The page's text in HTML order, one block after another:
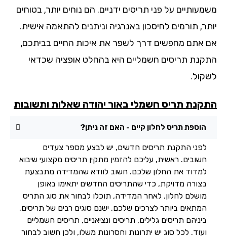
על פני תריסים ידניים. הם נוחים יותר, בטוחים
תורמים לחיסכון באנרגיה וניתנים להתאמה אישית.
אתם מחפשים דרך לשפר את איכות החיים בביתכם,
תריסים חשמליים היא בהחלט אופציה שכדאי
תריס חשמלי באור יהודה שאלות ותשובות
הוספת תריס לחלון קיים - האם זה ניתן?
לפני התקנת תריסים חדשים, יש לבצע מספר צעדים
חשובים. ראשית, עליכם להזמין מתקין תריסים מקצועי שיבוא
למדוד את החלון שלכם. חשוב לוודא שהמדידה מתבצעת
בצורה מדויקת, כדי שהתריסים החדשים יתאימו באופן
מושלם לחלון. לאחר המדידה, תוכלו לבחור את סוג התריס
המתאים ביותר לצרכים שלכם. ישנם סוגים רבים של תריסים,
ביניהם תריסים גלילים, תריסים ונציאניים, תריסים חשמליים
ועוד. לכל סוג יש יתרונות וחסרונות משלו, ולכן חשוב לבחור